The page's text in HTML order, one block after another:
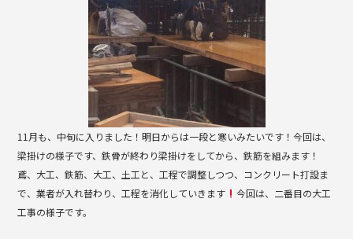
11月も、中旬に入りました！明日からは一段と寒いみたいです！今回は、
梁掛けの様子です、鉄骨が終わり梁掛けをしてから、鉄筋を組みます！
鳶、大工、鉄筋、大工、土工と、工程で調整しつつ、コンクリート打設ま
で、業者が入れ替わり、工程を消化していきます
今回は、二番目の大工
工事の様子です。